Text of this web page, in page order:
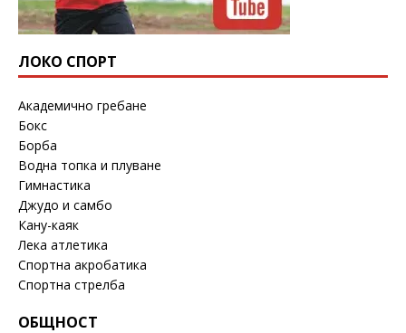
ЛОКО СПОРТ
Академично гребане
Бокс
Борба
Водна топка и плуване
Гимнастика
Джудо и самбо
Кану-каяк
Лека атлетика
Спортна акробатика
Спортна стрелба
ОБЩНОСТ